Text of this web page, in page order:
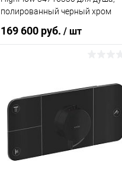
полированный черный хром
169 600 руб. / шт
Купить в 1 клик Сравнение
В избранное